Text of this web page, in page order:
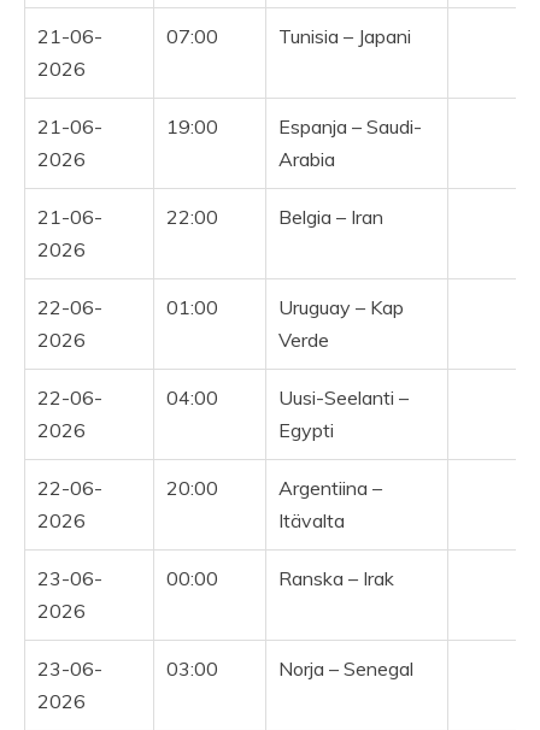
21-06-
2026
07:00 Tunisia – Japani
21-06-
2026
19:00
Espanja – Saudi-
Arabia
21-06-
2026
22:00 Belgia – Iran
22-06-
2026
01:00
Uruguay – Kap
Verde
22-06-
2026
04:00
Uusi-Seelanti –
Egypti
22-06-
2026
20:00
Argentiina –
Itävalta
23-06-
2026
00:00 Ranska – Irak
23-06-
2026
03:00 Norja – Senegal